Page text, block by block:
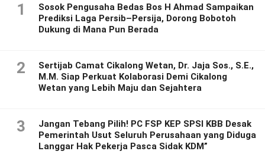
1
Sosok Pengusaha Bedas Bos H Ahmad Sampaikan
Prediksi Laga Persib–Persija, Dorong Bobotoh
Dukung di Mana Pun Berada
2
Sertijab Camat Cikalong Wetan, Dr. Jaja Sos., S.E.,
M.M. Siap Perkuat Kolaborasi Demi Cikalong
Wetan yang Lebih Maju dan Sejahtera
3
Jangan Tebang Pilih! PC FSP KEP SPSI KBB Desak
Pemerintah Usut Seluruh Perusahaan yang Diduga
Langgar Hak Pekerja Pasca Sidak KDM”